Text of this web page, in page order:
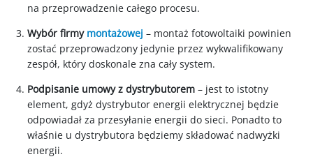
na przeprowadzenie całego procesu.
Wybór firmy montażowej – montaż fotowoltaiki powinien
zostać przeprowadzony jedynie przez wykwalifikowany
zespół, który doskonale zna cały system.
Podpisanie umowy z dystrybutorem– jest to istotny
element, gdyż dystrybutor energii elektrycznej będzie
odpowiadał za przesyłanie energii do sieci. Ponadto to
właśnie u dystrybutora będziemy składować nadwyżki
energii.